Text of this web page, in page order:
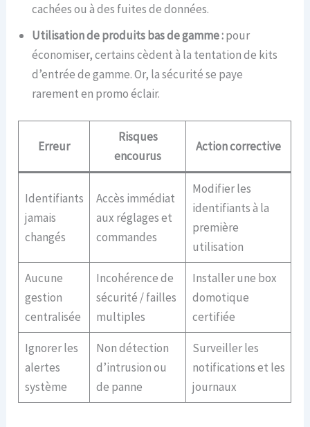
cachées ou à des fuites de données.
Utilisation de produits bas de gamme :pour
économiser, certains cèdent à la tentation de kits
d’entrée de gamme. Or, la sécurité se paye
rarement en promo éclair.
Erreur
Risques
encourus
Action corrective
Identifiants
jamais
changés
Accès immédiat
aux réglages et
commandes
Modifier les
identifiants à la
première
utilisation
Aucune
gestion
centralisée
Incohérence de
sécurité / failles
multiples
Installer une box
domotique
certifiée
Ignorer les
alertes
système
Non détection
d’intrusion ou
de panne
Surveiller les
notifications et les
journaux